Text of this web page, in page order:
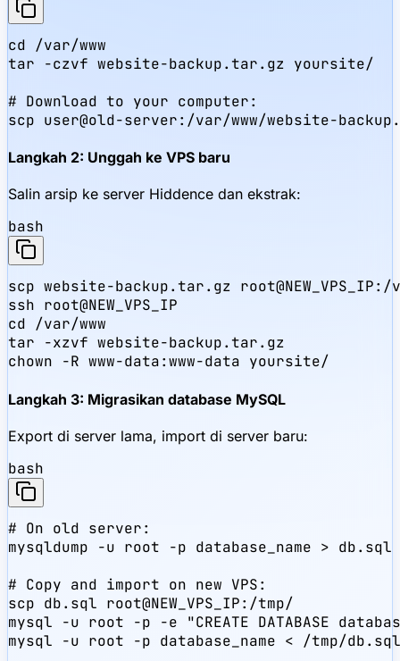
cd /var/www
tar -czvf website-backup.tar.gz yoursite/
# Download to your computer:
scp user@old-server:/var/www/website-
Langkah 2: Unggah ke VPS baru
Salin arsip ke server Hiddence dan ekstrak:
bash
scp website-backup.tar.gz root@NEW_VPS_IP:/
ssh root@NEW_VPS_IP
cd /var/www
tar -xzvf website-backup.tar.gz
chown -R www-data:www-data yoursite/
Langkah 3: Migrasikan database MySQL
Export di server lama, import di server baru:
bash
# On old server:
mysqldump -u root -p database_name > db.sql
# Copy and import on new VPS:
scp db.sql root@NEW_VPS_IP:/tmp/
mysql -u root -p -e "CREATE DATABASE
mysql -u root -p database_name < /tmp/db.sql